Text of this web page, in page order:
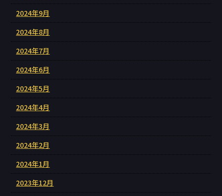
2024年9月
2024年8月
2024年7月
2024年6月
2024年5月
2024年4月
2024年3月
2024年2月
2024年1月
2023年12月